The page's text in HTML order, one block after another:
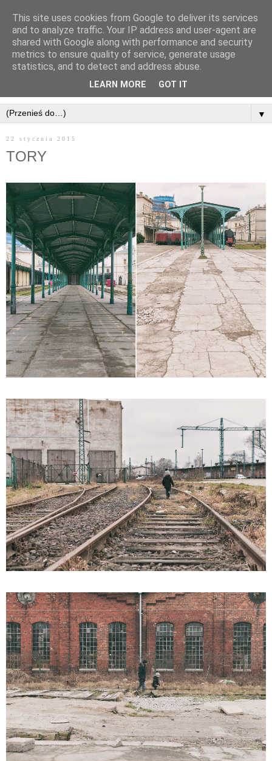
▼
22 stycznia 2015
TORY
This site uses cookies from Google to deliver its services
and to analyze traffic. Your IP address and user-agent are
shared with Google along with performance and security
metrics to ensure quality of service, generate usage
statistics, and to detect and address abuse.
LEARN MORE GOT IT